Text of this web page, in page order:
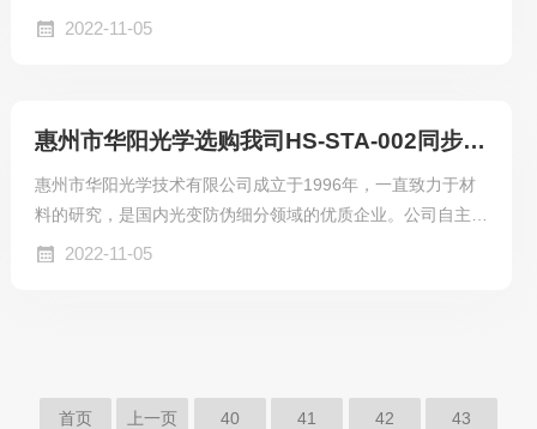
系统、隔音声屏障系统、PMMA亚克力板、PC阳光板等，产
2022-11-05
惠州市华阳光学选购我司HS-STA-002同步热分析仪
惠州市华阳光学技术有限公司成立于1996年，一直致力于材
料的研究，是国内光变防伪细分领域的优质企业。公司自主研
发的高科技产品，在全球范围内，在安全印刷、商品保护、装
2022-11-05
首页 上一页 40 41 42 43